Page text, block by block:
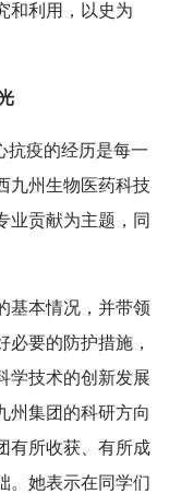
和利用，以史为
抗疫的经历是每一
九州生物医药科技
业贡献为主题，同
基本情况，并带领
要的防护措施，
学技术的创新发展
州集团的科研方向
有所收获、有所成
。她表示在同学们